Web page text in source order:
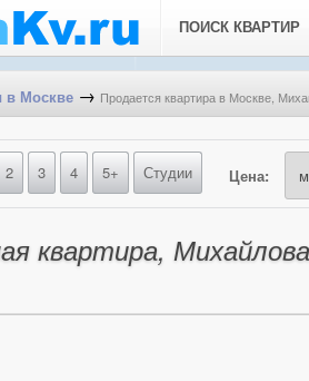
ПОИСК КВАРТИР
в Москве → Продается квартира в Москве,
2 3 4 5+ Студии Цена:
квартира,